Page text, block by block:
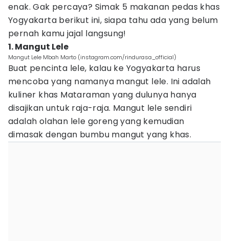
enak. Gak percaya? Simak 5 makanan pedas khas
Yogyakarta berikut ini, siapa tahu ada yang belum
pernah kamu jajal langsung!
1. Mangut Lele
Mangut Lele Mbah Marto (instagram.com/rindurasa_official)
Buat pencinta lele, kalau ke Yogyakarta harus
mencoba yang namanya mangut lele. Ini adalah
kuliner khas Mataraman yang dulunya hanya
disajikan untuk raja-raja. Mangut lele sendiri
adalah olahan lele goreng yang kemudian
dimasak dengan bumbu mangut yang khas.